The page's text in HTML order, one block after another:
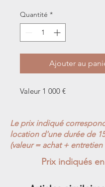
Quantité *
Ajouter au
Valeur 1 000 €
Le prix indiqué
location d'une durée de
(valeur = achat +
Prix indiqués